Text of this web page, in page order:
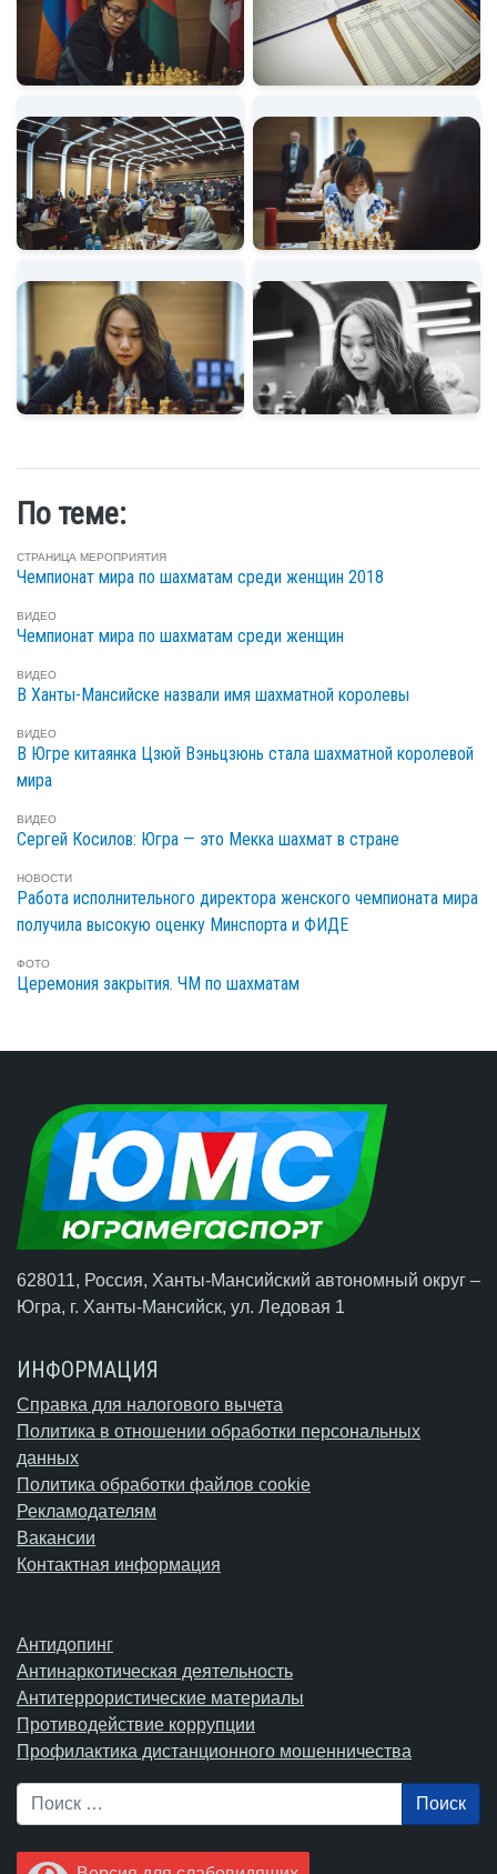
По теме:
СТРАНИЦА МЕРОПРИЯТИЯ
Чемпионат мира по шахматам среди женщин 2018
ВИДЕО
Чемпионат мира по шахматам среди женщин
ВИДЕО
В Ханты-Мансийске назвали имя шахматной королевы
ВИДЕО
В Югре китаянка Цзюй Вэньцзюнь стала шахматной королевой
мира
ВИДЕО
Сергей Косилов: Югра — это Мекка шахмат в стране
НОВОСТИ
Работа исполнительного директора женского чемпионата мира
получила высокую оценку Минспорта и ФИДЕ
ФОТО
Церемония закрытия. ЧМ по шахматам
628011, Россия, Ханты-Мансийский автономный округ –
Югра, г. Ханты-Мансийск, ул. Ледовая 1
ИНФОРМАЦИЯ
Справка для налогового вычета
Политика в отношении обработки персональных
данных
Политика обработки файлов cookie
Рекламодателям
Вакансии
Контактная информация
Антидопинг
Антинаркотическая деятельность
Антитеррористические материалы
Противодействие коррупции
Профилактика дистанционного мошенничества
Поиск